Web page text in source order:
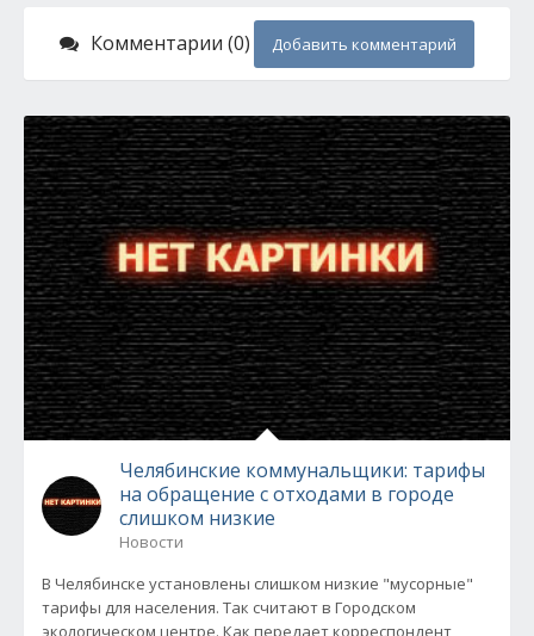
Комментарии (0) Добавить комментарий
Челябинские коммунальщики: тарифы
на обращение с отходами в городе
слишком низкие
Новости
В Челябинске установлены слишком низкие "мусорные"
тарифы для населения. Так считают в Городском
экологическом центре. Как передает корреспондент